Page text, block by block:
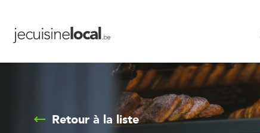
Retour à la liste